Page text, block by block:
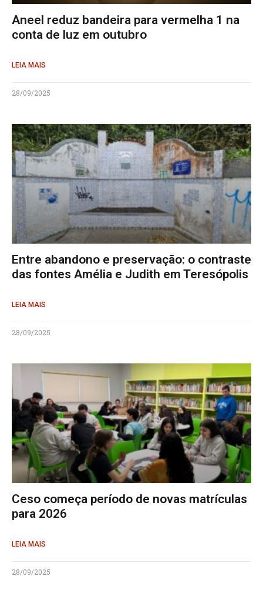
Aneel reduz bandeira para vermelha 1 na
conta de luz em outubro
LEIA MAIS
28/09/2025
Entre abandono e preservação: o contraste
das fontes Amélia e Judith em Teresópolis
LEIA MAIS
28/09/2025
Ceso começa período de novas matrículas
para 2026
LEIA MAIS
28/09/2025